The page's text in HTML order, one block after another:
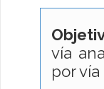
vía
por vía